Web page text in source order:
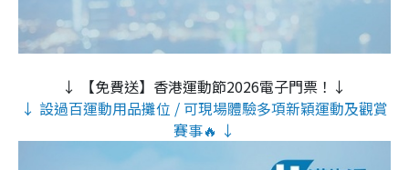
↓ 【免費送】香港運動節2026電子門票！↓
↓ 設過百運動用品攤位 / 可現場體驗多項新穎運動及觀賞
賽事🔥 ↓